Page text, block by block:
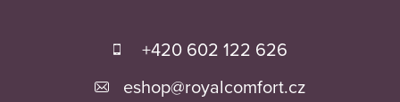
+420 602 122 626
eshop@royalcomfort.cz